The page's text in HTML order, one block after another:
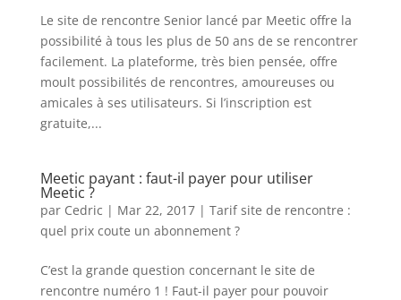
Le site de rencontre Senior lancé par Meetic offre la
possibilité à tous les plus de 50 ans de se rencontrer
facilement. La plateforme, très bien pensée, offre
moult possibilités de rencontres, amoureuses ou
amicales à ses utilisateurs. Si l’inscription est
gratuite,...
Meetic payant : faut-il payer pour utiliser
Meetic ?
par Cedric | Mar 22, 2017| Tarif site de rencontre :
quel prix coute un abonnement ?
C’est la grande question concernant le site de
rencontre numéro 1 ! Faut-il payer pour pouvoir